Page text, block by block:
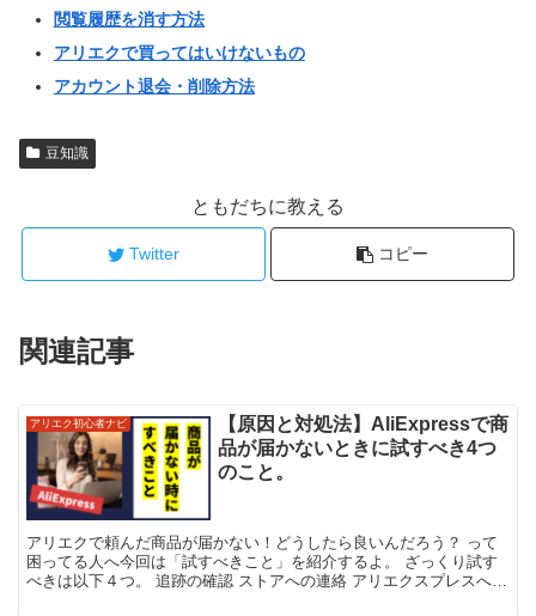
閲覧履歴を消す方法
アリエクで買ってはいけないもの
アカウント退会・削除方法
豆知識
ともだちに教える
Twitter コピー
関連記事
アリエク初心者ナビ
【原因と対処法】AliExpressで商
品が届かないときに試すべき4つ
のこと。
アリエクで頼んだ商品が届かない！どうしたら良いんだろう？ って
困ってる人へ今回は「試すべきこと」を紹介するよ。 ざっくり試す
べきは以下４つ。 追跡の確認 ストアへの連絡 アリエクスプレスへの